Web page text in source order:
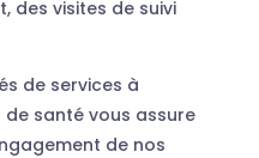
des visites de suivi
de services à
santé vous assure
de nos